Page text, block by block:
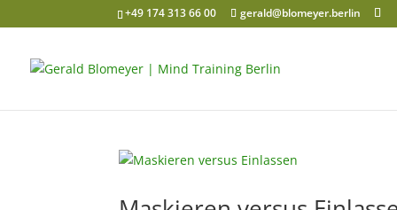
+49 174 313 66 00 gerald@blomeyer.berlin